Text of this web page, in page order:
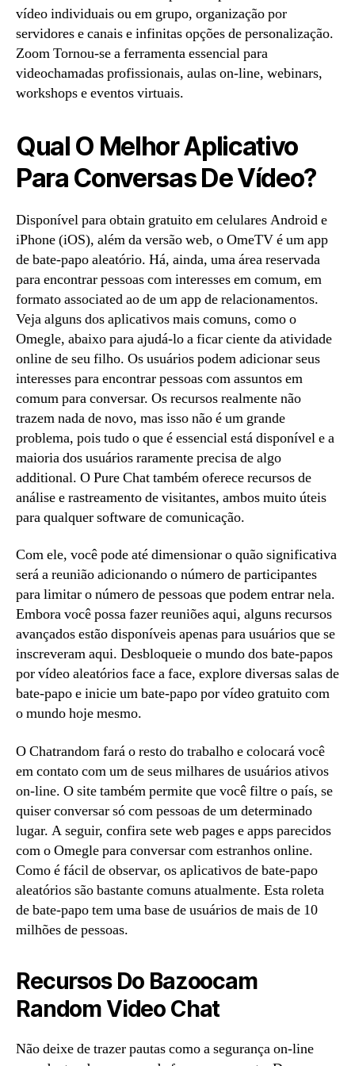
vídeo individuais ou em grupo, organização por
servidores e canais e infinitas opções de personalização.
Zoom Tornou-se a ferramenta essencial para
videochamadas profissionais, aulas on-line, webinars,
workshops e eventos virtuais.
Qual O Melhor Aplicativo
Para Conversas De Vídeo?
Disponível para obtain gratuito em celulares Android e
iPhone (iOS), além da versão web, o OmeTV é um app
de bate-papo aleatório. Há, ainda, uma área reservada
para encontrar pessoas com interesses em comum, em
formato associated ao de um app de relacionamentos.
Veja alguns dos aplicativos mais comuns, como o
Omegle, abaixo para ajudá-lo a ficar ciente da atividade
online de seu filho. Os usuários podem adicionar seus
interesses para encontrar pessoas com assuntos em
comum para conversar. Os recursos realmente não
trazem nada de novo, mas isso não é um grande
problema, pois tudo o que é essencial está disponível e a
maioria dos usuários raramente precisa de algo
additional. O Pure Chat também oferece recursos de
análise e rastreamento de visitantes, ambos muito úteis
para qualquer software de comunicação.
Com ele, você pode até dimensionar o quão significativa
será a reunião adicionando o número de participantes
para limitar o número de pessoas que podem entrar nela.
Embora você possa fazer reuniões aqui, alguns recursos
avançados estão disponíveis apenas para usuários que se
inscreveram aqui. Desbloqueie o mundo dos bate-papos
por vídeo aleatórios face a face, explore diversas salas de
bate-papo e inicie um bate-papo por vídeo gratuito com
o mundo hoje mesmo.
O Chatrandom fará o resto do trabalho e colocará você
em contato com um de seus milhares de usuários ativos
on-line. O site também permite que você filtre o país, se
quiser conversar só com pessoas de um determinado
lugar. A seguir, confira sete web pages e apps parecidos
com o Omegle para conversar com estranhos online.
Como é fácil de observar, os aplicativos de bate-papo
aleatórios são bastante comuns atualmente. Esta roleta
de bate-papo tem uma base de usuários de mais de 10
milhões de pessoas.
Recursos Do Bazoocam
Random Video Chat
Não deixe de trazer pautas como a segurança on-line